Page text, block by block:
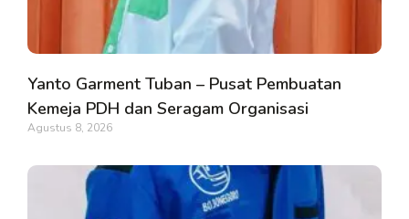
Yanto Garment Tuban – Pusat Pembuatan
Kemeja PDH dan Seragam Organisasi
Agustus 8, 2026